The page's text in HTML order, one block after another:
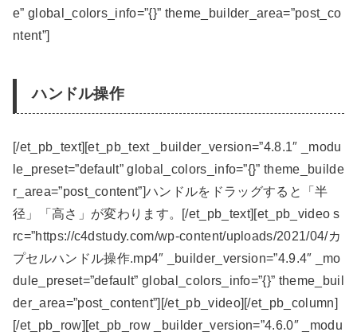
e” global_colors_info=”{}” theme_builder_area=”post_co
ntent”]
ハンドル操作
[/et_pb_text][et_pb_text _builder_version=”4.8.1″ _modu
le_preset=”default” global_colors_info=”{}” theme_builde
r_area=”post_content”]ハンドルをドラッグすると「半
径」「高さ」が変わります。[/et_pb_text][et_pb_video s
rc=”https://c4dstudy.com/wp-content/uploads/2021/04/カ
プセルハンドル操作.mp4″ _builder_version=”4.9.4″ _mo
dule_preset=”default” global_colors_info=”{}” theme_buil
der_area=”post_content”][/et_pb_video][/et_pb_column]
[/et_pb_row][et_pb_row _builder_version=”4.6.0″ _modu